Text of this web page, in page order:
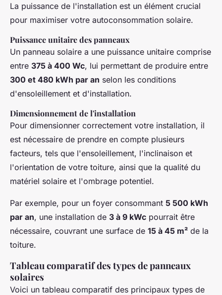
La puissance de l'installation est un élément crucial
pour maximiser votre autoconsommation solaire.
Puissance unitaire des panneaux
Un panneau solaire a une puissance unitaire comprise
entre 375 à 400 Wc, lui permettant de produire entre
300 et 480 kWh par an selon les conditions
d'ensoleillement et d'installation.
Dimensionnement de l'installation
Pour dimensionner correctement votre installation, il
est nécessaire de prendre en compte plusieurs
facteurs, tels que l'ensoleillement, l'inclinaison et
l'orientation de votre toiture, ainsi que la qualité du
matériel solaire et l'ombrage potentiel.
Par exemple, pour un foyer consommant 5 500 kWh
par an, une installation de 3 à 9 kWc pourrait être
nécessaire, couvrant une surface de 15 à 45 m² de la
toiture.
Tableau comparatif des types de panneaux
solaires
Voici un tableau comparatif des principaux types de